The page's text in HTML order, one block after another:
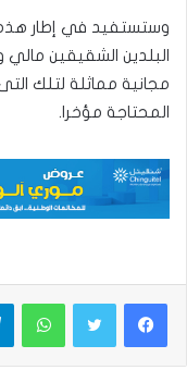
البلدين الشقيقين مالي
مجانية مماثلة لتلك
المحتاجة مؤخرا.